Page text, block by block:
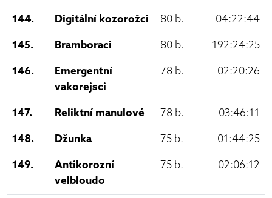
144. Digitální kozorožci 80 b. 04:22:44
145. Bramboraci 80 b. 192:24:25
146.
Emergentní
vakorejsci
78 b. 02:20:26
147. Reliktní manulové 78 b. 03:46:11
148. Džunka 75 b. 01:44:25
149.
Antikorozní
velbloudo
75 b. 02:06:12